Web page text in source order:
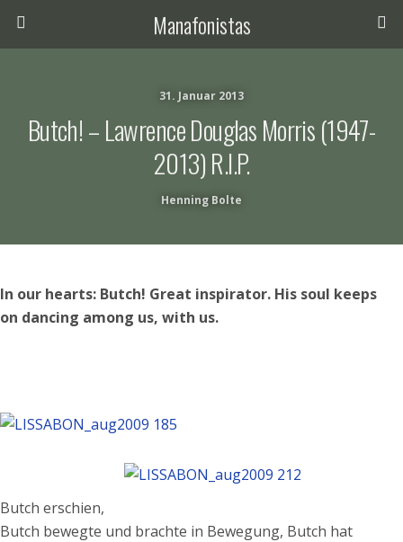
Manafonistas
31. Januar 2013
Butch! – Lawrence Douglas Morris (1947-
2013) R.I.P.
Henning Bolte
In our hearts: Butch! Great inspirator. His soul keeps
on dancing among us, with us.
Butch erschien,
Butch bewegte und brachte in Bewegung, Butch hat